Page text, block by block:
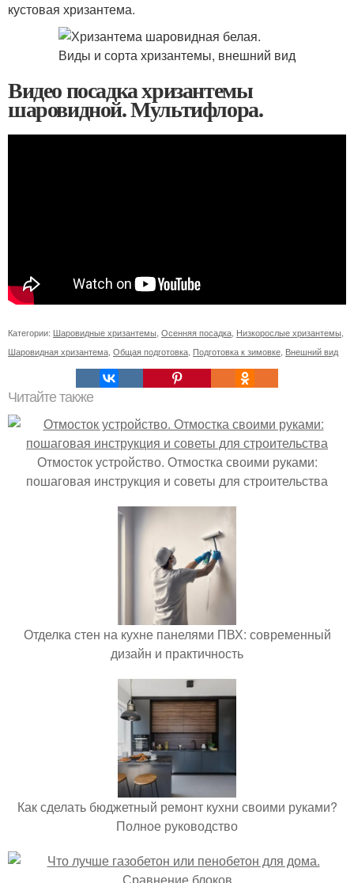
кустовая хризантема.
Видео посадка хризантемы
шаровидной. Мультифлора.
Категории: Шаровидные хризантемы Осенняя посадка Низкорослые хризантемы
Шаровидная хризантема Общая подготовка Подготовка к зимовке Внешний вид
Читайте также
Отмосток устройство. Отмостка своими руками:
пошаговая инструкция и советы для строительства
Отделка стен на кухне панелями ПВХ: современный
дизайн и практичность
Как сделать бюджетный ремонт кухни своими руками?
Полное руководство